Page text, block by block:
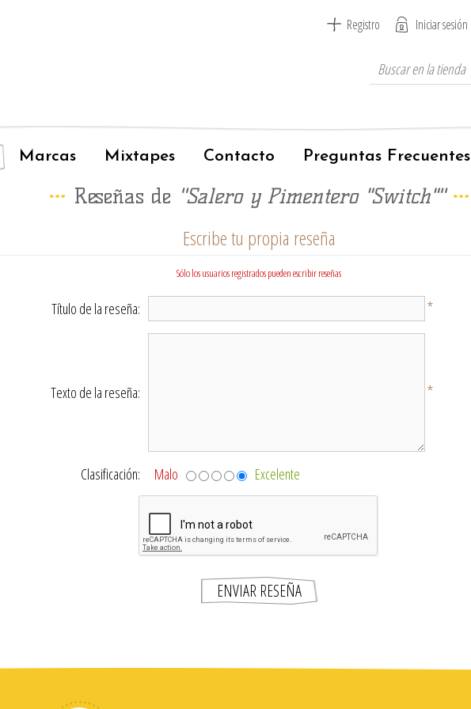
Registro Iniciar sesión
Marcas Mixtapes Contacto Preguntas Frecuentes
Reseñas de Salero y Pimentero "Switch"
Escribe tu propia reseña
Sólo los usuarios registrados pueden escribir reseñas
Título de la reseña: *
Texto de la reseña: *
Clasificación: Malo Excelente